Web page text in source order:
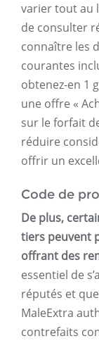
varier tout au
de consulter
connaître les
courantes
obtenez-en 1
une offre «
sur le forfait
réduire
offrir un
Code de
De plus,
tiers peuvent
offrant des
essentiel de
réputés et
MaleExtra
contrefaits